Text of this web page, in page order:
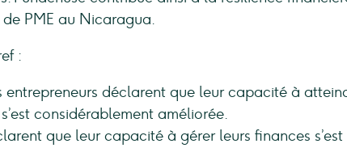
PME au Nicaragua.
:
entrepreneurs déclarent que leur capacité à
considérablement améliorée.
que leur capacité à gérer leurs finances s’est